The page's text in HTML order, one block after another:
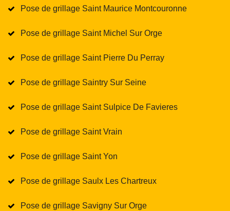
Pose de grillage Saint Maurice Montcouronne
Pose de grillage Saint Michel Sur Orge
Pose de grillage Saint Pierre Du Perray
Pose de grillage Saintry Sur Seine
Pose de grillage Saint Sulpice De Favieres
Pose de grillage Saint Vrain
Pose de grillage Saint Yon
Pose de grillage Saulx Les Chartreux
Pose de grillage Savigny Sur Orge